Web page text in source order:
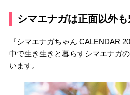
シマエナガは正面以外も
『シマエナガちゃん CALENDAR
中で生き生きと暮らすシマエナガ
います。